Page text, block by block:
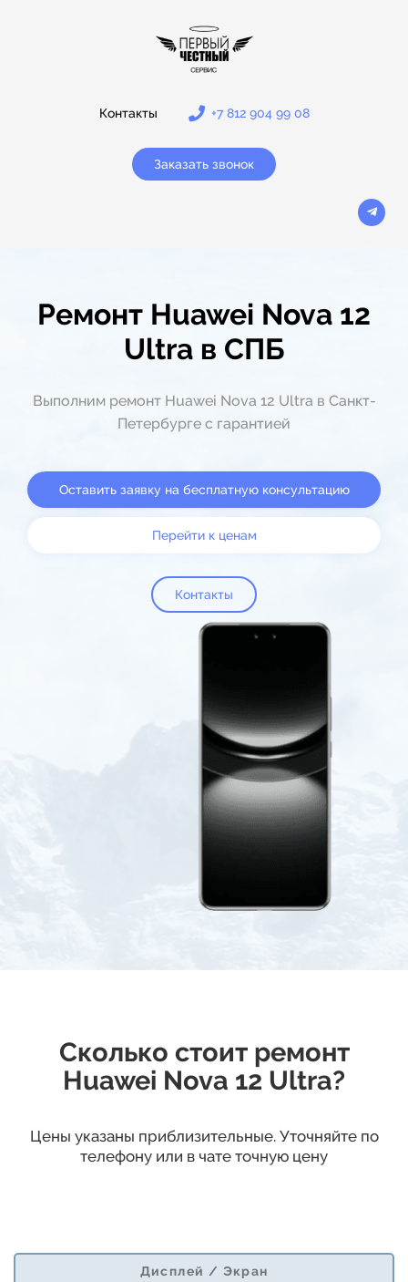
Контакты +7 812 904 99 08
Заказать звонок
Ремонт Huawei Nova 12
Ultra в СПБ
Выполним ремонт Huawei Nova 12 Ultra в Санкт-
Петербурге с гарантией
Оставить заявку на бесплатную консультацию
Перейти к ценам
Контакты
Сколько стоит ремонт
Huawei Nova 12 Ultra?
Цены указаны приблизительные. Уточняйте по
телефону или в чате точную цену
Дисплей / Экран